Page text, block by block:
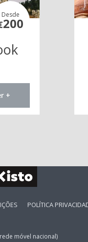
Desde
200
+
POLÍTICA
móvel nacional)